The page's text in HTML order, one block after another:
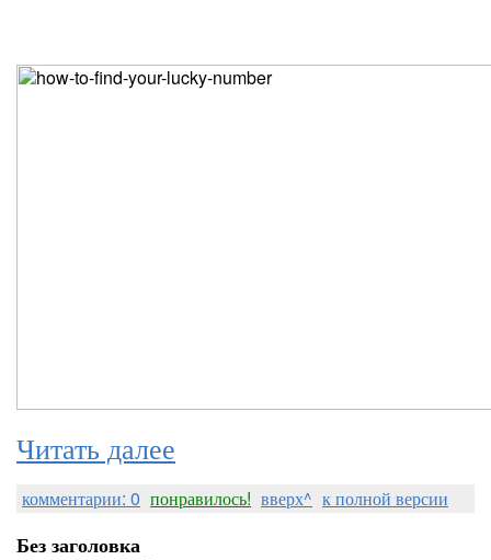
Читать далее
комментарии: 0 понравилось! вверх^ к полной версии
Без заголовка